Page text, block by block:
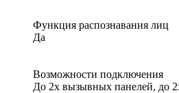
Функция распознавания лиц
Да
Возможности подключения
До 2х вызывных панелей, до